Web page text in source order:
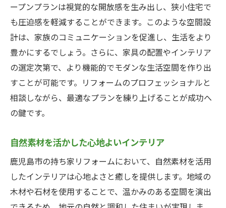
ープンプランは視覚的な開放感を生み出し、狭小住宅で
も圧迫感を軽減することができます。このような空間設
計は、家族のコミュニケーションを促進し、生活をより
豊かにするでしょう。さらに、家具の配置やインテリア
の選定次第で、より機能的でモダンな生活空間を作り出
すことが可能です。リフォームのプロフェッショナルと
相談しながら、最適なプランを練り上げることが成功へ
の鍵です。
自然素材を活かした心地よいインテリア
鹿児島市の持ち家リフォームにおいて、自然素材を活用
したインテリアは心地よさと癒しを提供します。地域の
木材や石材を使用することで、温かみのある空間を演出